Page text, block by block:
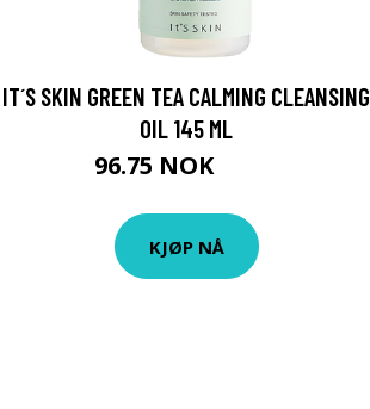
IT´S SKIN GREEN TEA CALMING CLEANSING
OIL 145 ML
96.75 NOK
KJØP NÅ